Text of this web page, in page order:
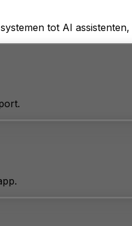
tot AI